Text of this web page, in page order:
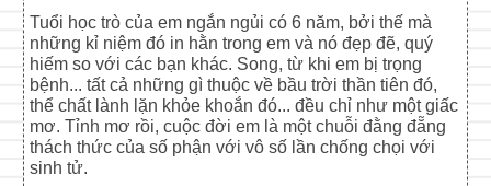
Tuổi học trò của em ngắn ngủi có 6 năm, bởi thế mà
những kỉ niệm đó in hằn trong em và nó đẹp đẽ, quý
hiếm so với các bạn khác. Song, từ khi em bị trọng
bệnh... tất cả những gì thuộc về bầu trời thần tiên đó,
thể chất lành lặn khỏe khoắn đó... đều chỉ như một giấc
mơ. Tỉnh mơ rồi, cuộc đời em là một chuỗi đằng đẵng
thách thức của số phận với vô số lần chống chọi với
sinh tử.